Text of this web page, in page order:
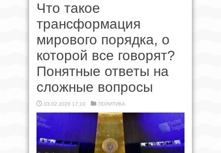
Что такое
трансформация
мирового порядка, о
которой все говорят?
Понятные ответы на
сложные вопросы
03.02.2026 17:10 ПОЛИТИКА